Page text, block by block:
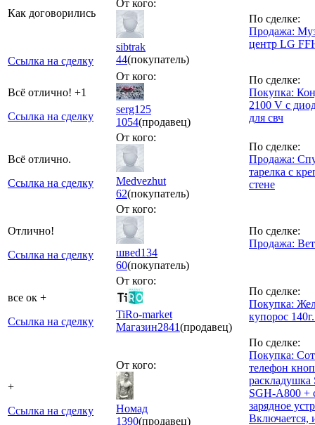
Как договорились
Ссылка на сделку
От кого:
sibtrak
44(покупатель)
По сделке:
Продажа:
центр LG
Всё отлично! +1
Ссылка на сделку
От кого:
serg125
1054(продавец)
По сделке:
Покупка:
2100 V с
для свч
Всё отлично.
Ссылка на сделку
От кого:
Medvezhut
62(покупатель)
По сделке:
Продажа:
тарелка с
стене
Отлично!
Ссылка на сделку
От кого:
швеd134
60(покупатель)
По сделке:
Продажа:
все ок +
Ссылка на сделку
От кого:
TiRo-market
Магазин2841(продавец)
По сделке:
Покупка:
купорос
+
Ссылка на сделку
От кого:
Номад
1390(продавец)
По сделке:
Покупка:
телефон
раскладушка
SGH-A800 +
зарядное
Включается,